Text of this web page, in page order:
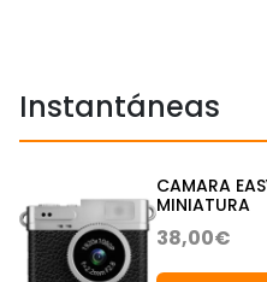
Instantáneas
CAMARA
MINIATURA
38,00€